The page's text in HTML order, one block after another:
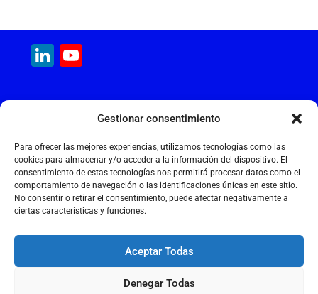
Gestionar consentimiento
Para ofrecer las mejores experiencias, utilizamos tecnologías como las
cookies para almacenar y/o acceder a la información del dispositivo. El
consentimiento de estas tecnologías nos permitirá procesar datos como el
comportamiento de navegación o las identificaciones únicas en este sitio.
No consentir o retirar el consentimiento, puede afectar negativamente a
ciertas características y funciones.
Aceptar Todas
Denegar Todas
e
b
o
l
s
p
e
gr l
LinkedIn
Calle Cantir, 12 – Nave 7
Polígono Industrial Magarola
08292 Esparreguera – Barcelona
+34 934 397 038
info@maquinariainternacional.com